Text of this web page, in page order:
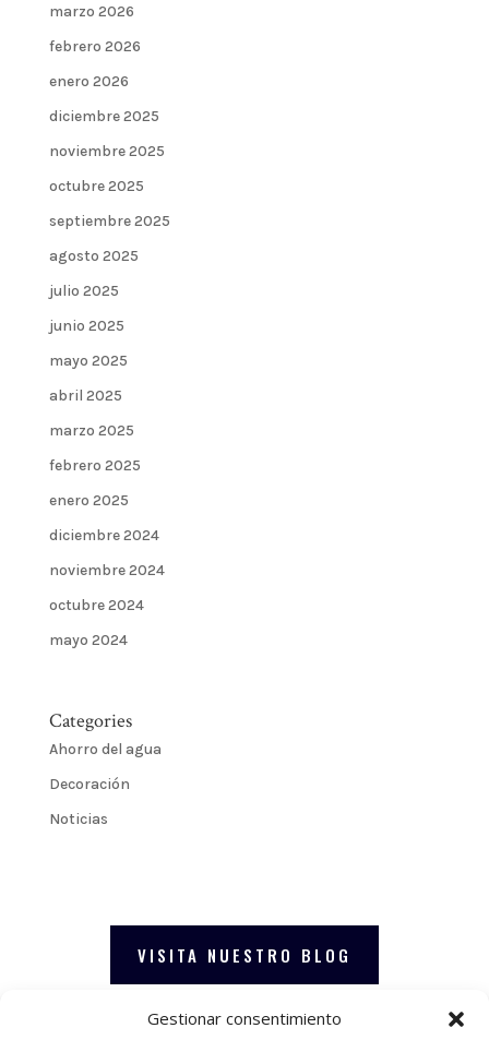
Gestionar consentimiento
marzo 2026
febrero 2026
enero 2026
diciembre 2025
noviembre 2025
octubre 2025
septiembre 2025
agosto 2025
julio 2025
junio 2025
mayo 2025
abril 2025
marzo 2025
febrero 2025
enero 2025
diciembre 2024
noviembre 2024
octubre 2024
mayo 2024
Categories
Ahorro del agua
Decoración
Noticias
VISITA NUESTRO BLOG